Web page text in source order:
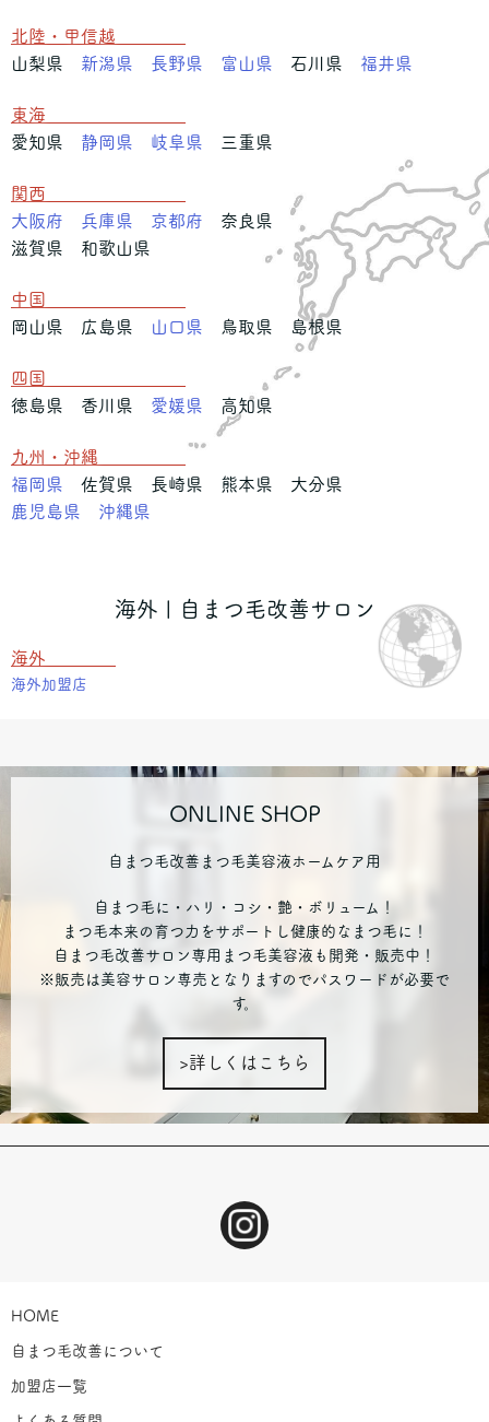
北陸・甲信越
山梨県 新潟県 長野県 富山県 石川県 福井県
東海
愛知県 静岡県 岐阜県 三重県
関西
大阪府
兵庫県 京都府 奈良県
滋賀県 和歌山県
中国
岡山県 広島県
山口県 鳥取県 島根県
四国
徳島県 香川県 愛媛県 高知県
九州・沖縄
福岡県 佐賀県 長崎県 熊本県 大分県
鹿児島県
沖縄県
海外 | 自まつ毛改善サロン
海外
海外加盟店
ONLINE SHOP
自まつ毛改善まつ毛美容液ホームケア用
自まつ毛に・ハリ・コシ・艶・ボリューム！
まつ毛本来の育つ力をサポートし健康的なまつ毛に！
自まつ毛改善サロン専用まつ毛美容液も開発・販売中！
※販売は美容サロン専売となりますのでパスワードが必要で
す。
>詳しくはこちら
HOME
自まつ毛改善について
加盟店一覧